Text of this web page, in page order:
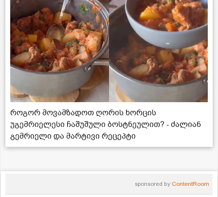
როგორ მოვამზადოთ ღორის ხორცის
უგემრიელესი ჩაშუშული ბოსტნეულით? - ძალიან
გემრიელი და მარტივი რეცეპტი
sponsored by ContentRoom